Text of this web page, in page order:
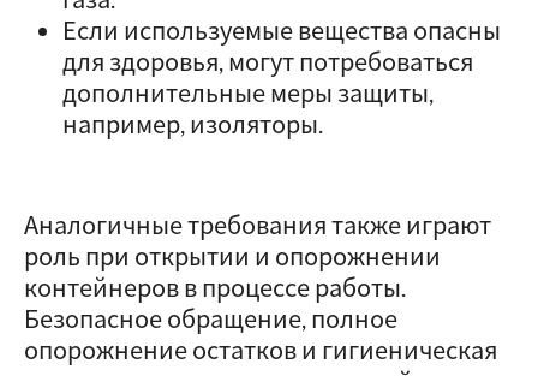
Если используемые вещества опасны
для здоровья, могут потребоваться
дополнительные меры защиты,
например, изоляторы.
Аналогичные требования также играют
роль при открытии и опорожнении
контейнеров в процессе работы.
Безопасное обращение, полное
опорожнение остатков и гигиеническая